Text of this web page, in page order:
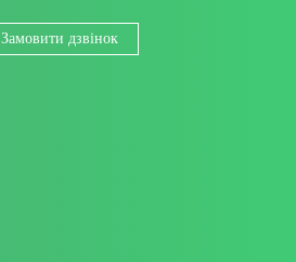
Замовити дзвінок